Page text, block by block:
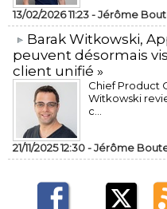
13/02/2026 11:23 -Jérôme
​Barak Witkowski,
peuvent désormais
client unifié »
Chief Product
Witkowski
c...
21/11/2025 12:30 -Jérôme